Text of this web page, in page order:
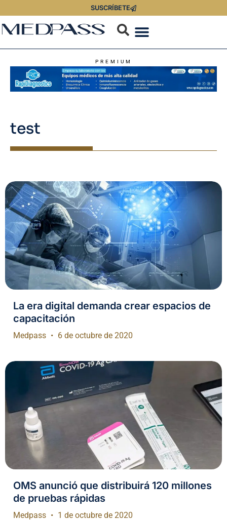
SUSCRÍBETE
PREMIUM
test
La era digital demanda crear espacios de
capacitación
Medpass 6 de octubre de 2020
OMS anunció que distribuirá 120 millones
de pruebas rápidas
Medpass 1 de octubre de 2020